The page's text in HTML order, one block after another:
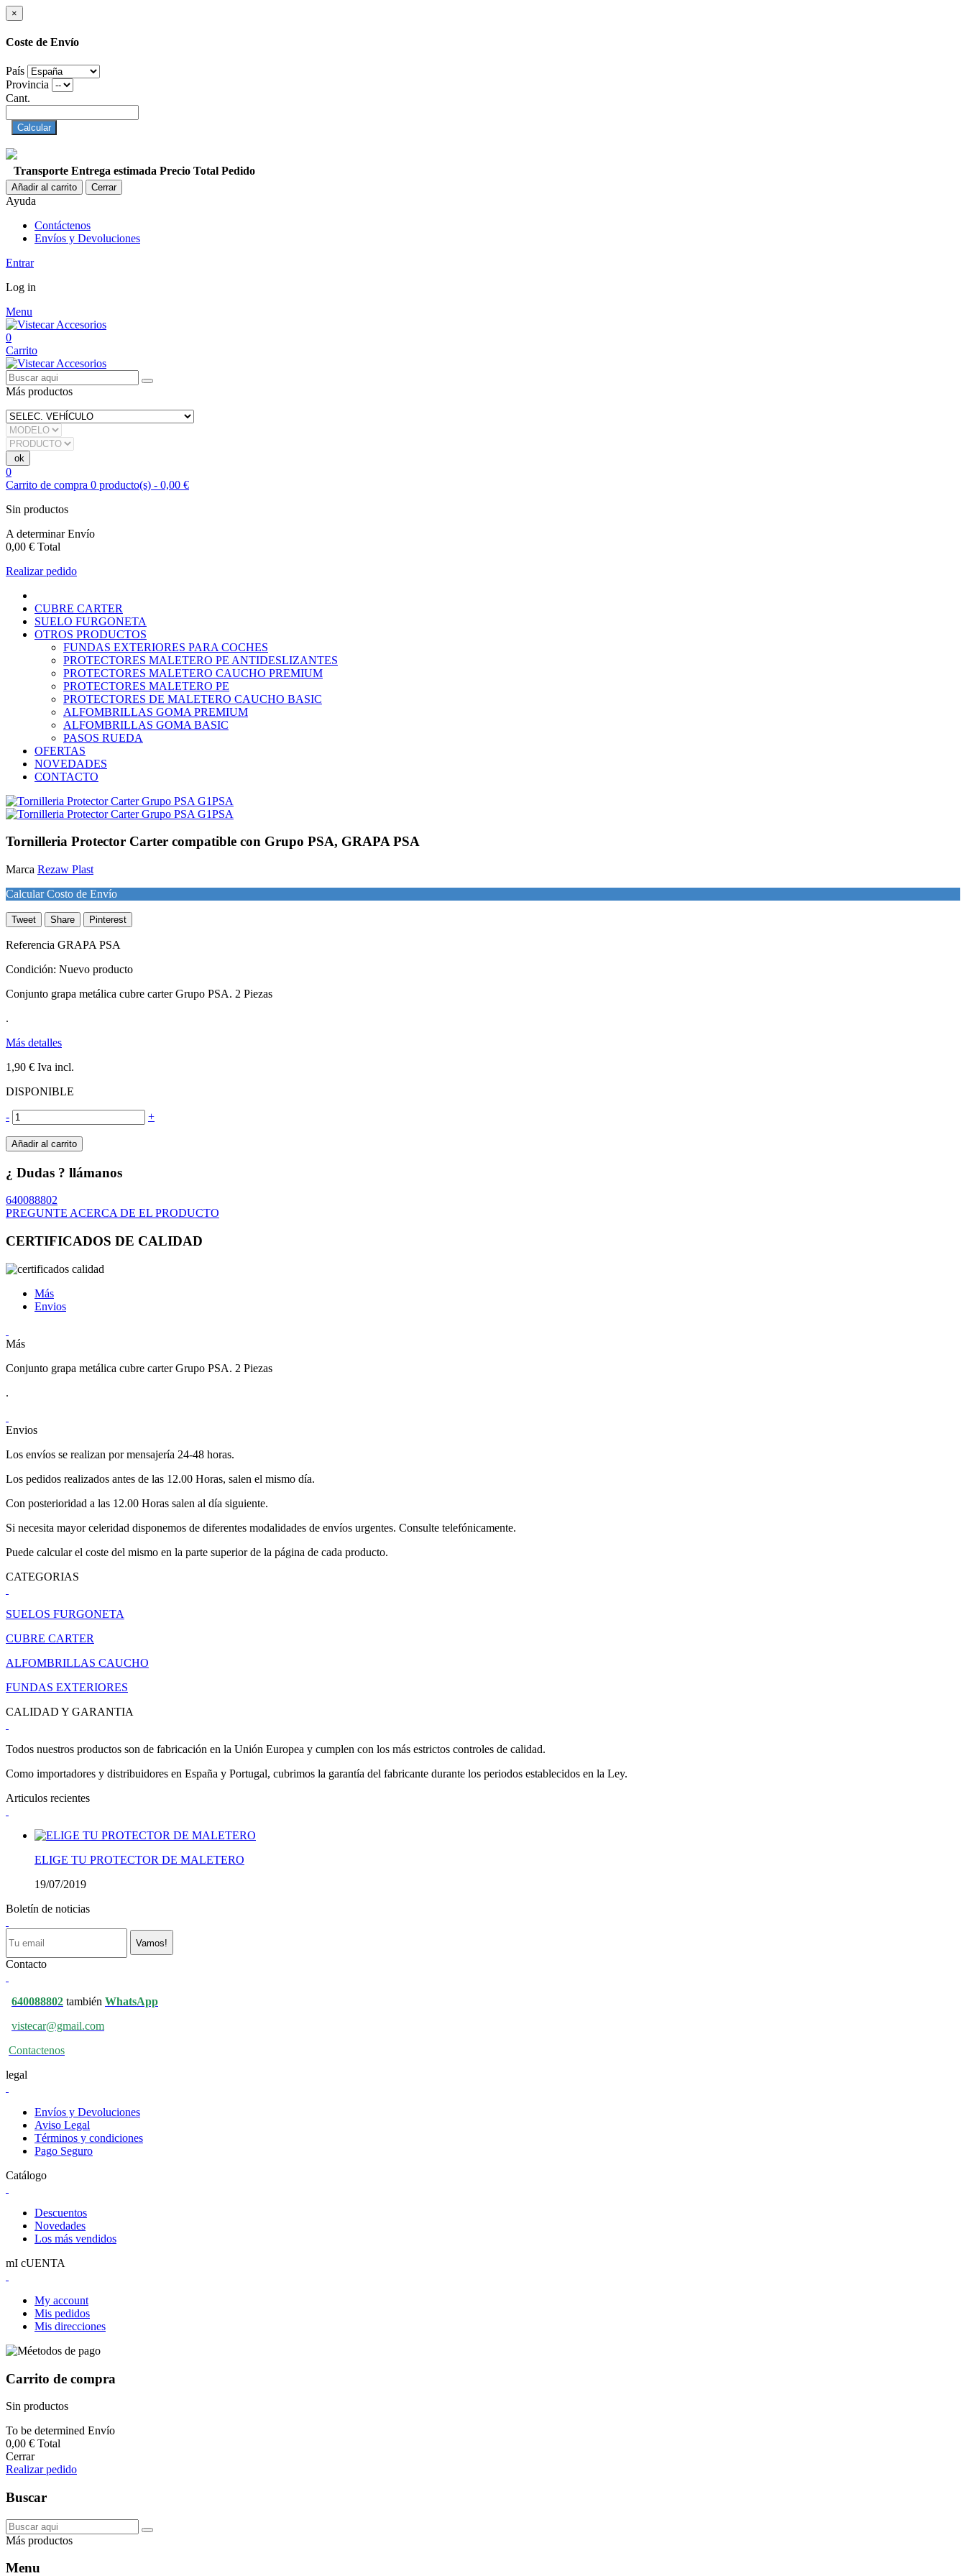
×
Coste de Envío
País
Provincia
Cant.
Calcular
Transporte Entrega estimada Precio Total Pedido
Añadir al carrito Cerrar
Ayuda
Contáctenos
Envíos y Devoluciones
Entrar
Log in
Menu
0
Carrito
Más productos
0
Carrito de compra 0 producto(s) - 0,00 €
Sin productos
A determinarEnvío
0,00 € Total
Realizar pedido
CUBRE CARTER
SUELO FURGONETA
OTROS PRODUCTOS
FUNDAS EXTERIORES PARA COCHES
PROTECTORES MALETERO PE ANTIDESLIZANTES
PROTECTORES MALETERO CAUCHO PREMIUM
PROTECTORES MALETERO PE
PROTECTORES DE MALETERO CAUCHO BASIC
ALFOMBRILLAS GOMA PREMIUM
ALFOMBRILLAS GOMA BASIC
PASOS RUEDA
OFERTAS
NOVEDADES
CONTACTO
Tornilleria Protector Carter compatible con Grupo PSA, GRAPA PSA
Marca Rezaw Plast
Calcular Costo de Envío
Tweet Share Pinterest
Referencia GRAPA PSA
Condición: Nuevo producto
Conjunto grapa metálica cubre carter Grupo PSA. 2 Piezas
.
Más detalles
1,90 € Iva incl.
DISPONIBLE
- +
Añadir al carrito
¿ Dudas ? llámanos
640088802
PREGUNTE ACERCA DE EL PRODUCTO
CERTIFICADOS DE CALIDAD
Más
Envios
Más
Conjunto grapa metálica cubre carter Grupo PSA. 2 Piezas
.
Envios
Los envíos se realizan por mensajería 24-48 horas.
Los pedidos realizados antes de las 12.00 Horas, salen el mismo día.
Con posterioridad a las 12.00 Horas salen al día siguiente.
Si necesita mayor celeridad disponemos de diferentes modalidades de envíos urgentes. Consulte telefónicamente.
Puede calcular el coste del mismo en la parte superior de la página de cada producto.
CATEGORIAS
SUELOS FURGONETA
CUBRE CARTER
ALFOMBRILLAS CAUCHO
FUNDAS EXTERIORES
CALIDAD Y GARANTIA
Todos nuestros productos son de fabricación en la Unión Europea y cumplen con los más estrictos controles de calidad.
Como importadores y distribuidores en España y Portugal, cubrimos la garantía del fabricante durante los periodos establecidos en la Ley.
Articulos recientes
ELIGE TU PROTECTOR DE MALETERO
19/07/2019
Boletín de noticias
Vamos!
Contacto
640088802 también WhatsApp
vistecar@gmail.com
Contactenos
legal
Envíos y Devoluciones
Aviso Legal
Términos y condiciones
Pago Seguro
Catálogo
Descuentos
Novedades
Los más vendidos
mI cUENTA
My account
Mis pedidos
Mis direcciones
Carrito de compra
Sin productos
To be determined Envío
0,00 € Total
Cerrar
Realizar pedido
Buscar
Más productos
Menu